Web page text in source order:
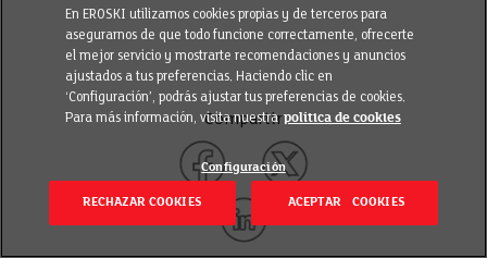
Compartir
En EROSKI utilizamos cookies propias y de terceros para
asegurarnos de que todo funcione correctamente, ofrecerte
el mejor servicio y mostrarte recomendaciones y anuncios
ajustados a tus preferencias. Haciendo clic en
‘Configuración’, podrás ajustar tus preferencias de cookies.
Para más información, visita nuestra política de cookies
Configuración
RECHAZAR COOKIES ACEPTAR COOKIES